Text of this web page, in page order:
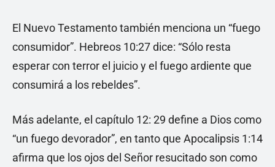
El Nuevo Testamento también menciona un “fuego
consumidor”. Hebreos 10:27 dice: “Sólo resta
esperar con terror el juicio y el fuego ardiente que
consumirá a los rebeldes”.
Más adelante, el capítulo 12: 29 define a Dios como
“un fuego devorador”, en tanto que Apocalipsis 1:14
afirma que los ojos del Señor resucitado son como